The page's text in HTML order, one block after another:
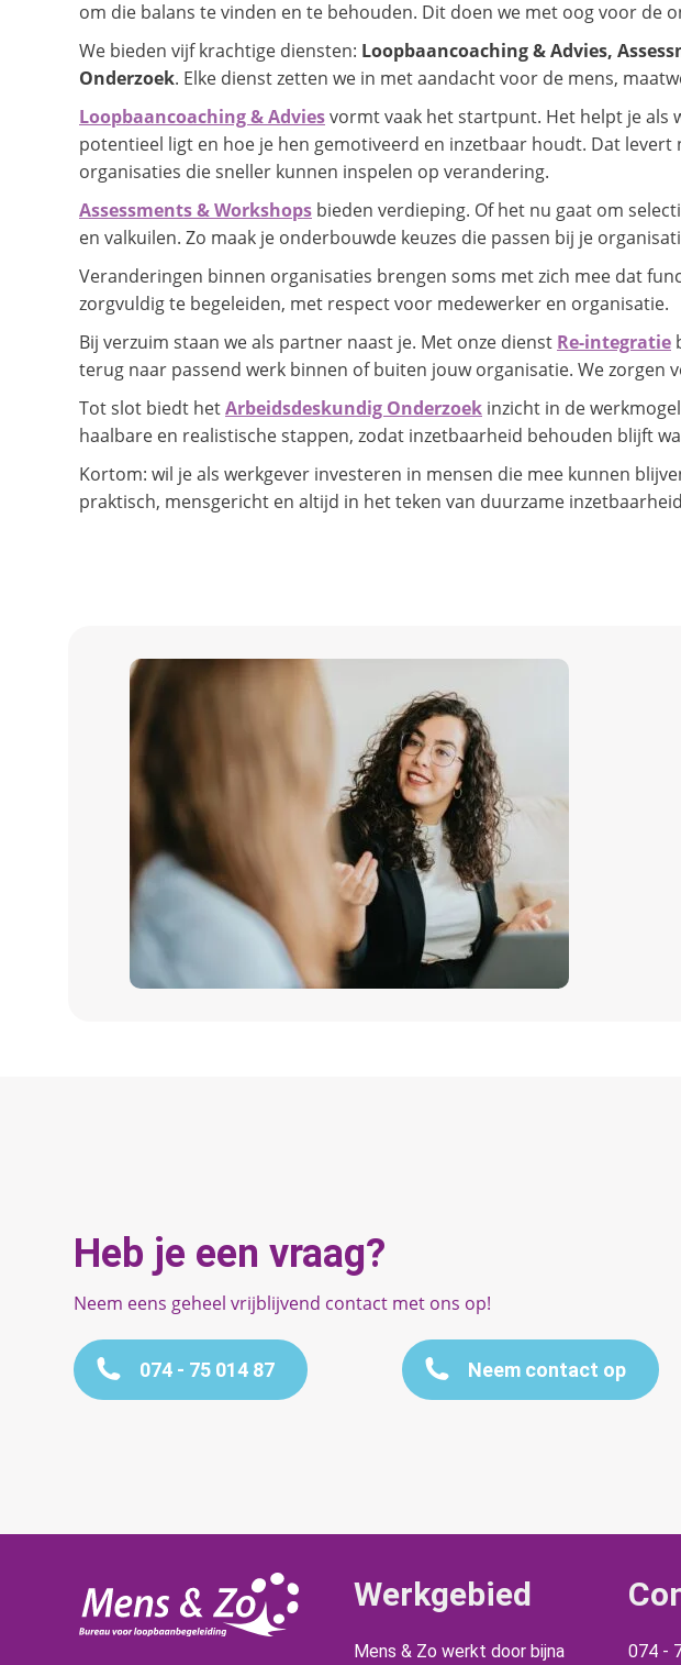
om die balans te vinden en te behouden. Dit doen we met oog voor de
We bieden vijf krachtige diensten: Loopbaancoaching & Advies,
Onderzoek. Elke dienst zetten we in met aandacht voor de mens,
Loopbaancoaching & Adviesvormt vaak het startpunt. Het helpt je als
potentieel ligt en hoe je hen gemotiveerd en inzetbaar houdt. Dat
organisaties die sneller kunnen inspelen op verandering.
Assessments & Workshops bieden verdieping. Of het nu gaat om
en valkuilen. Zo maak je onderbouwde keuzes die passen bij je
Veranderingen binnen organisaties brengen soms met zich mee dat
zorgvuldig te begeleiden, met respect voor medewerker en organisatie.
Bij verzuim staan we als partner naast je. Met onze dienst Re-integratie
terug naar passend werk binnen of buiten jouw organisatie. We zorgen
Tot slot biedt hetArbeidsdeskundig Onderzoek inzicht in de
haalbare en realistische stappen, zodat inzetbaarheid behouden blijft
Kortom: wil je als werkgever investeren in mensen die mee kunnen
praktisch, mensgericht en altijd in het teken van duurzame
Heb je een vraag?
Neem eens geheel vrijblijvend contact met ons op!
074 - 75 014 87 Neem contact op
Werkgebied
Mens & Zo werkt door bijna 074 -